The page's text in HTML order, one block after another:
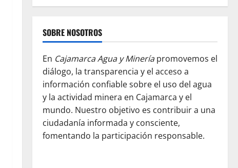
SOBRE NOSOTROS
En Cajamarca Agua y Mineríapromovemos el
diálogo, la transparencia y el acceso a
información confiable sobre el uso del agua
y la actividad minera en Cajamarca y el
mundo. Nuestro objetivo es contribuir a una
ciudadanía informada y consciente,
fomentando la participación responsable.